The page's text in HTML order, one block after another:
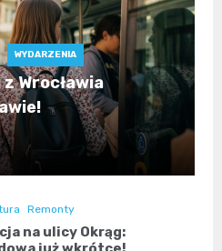
WYDARZENIA
Wrocławia
Remonty
na ulicy Okrąg: